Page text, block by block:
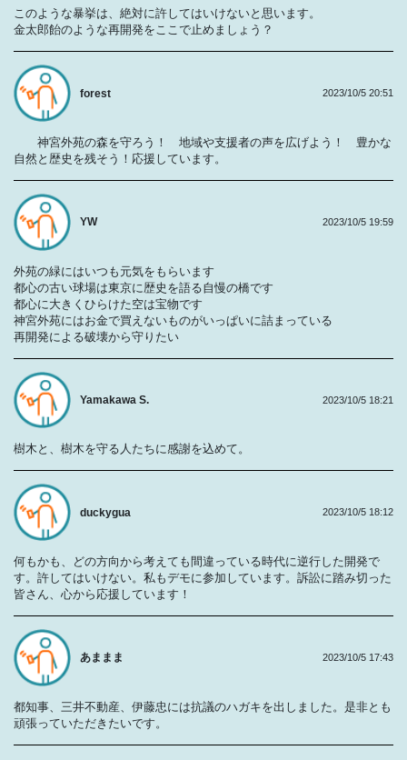
このような暴挙は、絶対に許してはいけないと思います。
金太郎飴のような再開発をここで止めましょう？
forest
神宮外苑の森を守ろう！ 地域や支援者の声を広げよう！ 豊かな
自然と歴史を残そう！応援しています。
2023/10/5 20:51
YW
外苑の緑にはいつも元気をもらいます
都心の古い球場は東京に歴史を語る自慢の橋です
都心に大きくひらけた空は宝物です
神宮外苑にはお金で買えないものがいっぱいに詰まっている
再開発による破壊から守りたい
2023/10/5 19:59
Yamakawa S.
樹木と、樹木を守る人たちに感謝を込めて。
2023/10/5 18:21
duckygua
何もかも、どの方向から考えても間違っている時代に逆行した開発で
す。許してはいけない。私もデモに参加しています。訴訟に踏み切った
皆さん、心から応援しています！
2023/10/5 18:12
あままま
都知事、三井不動産、伊藤忠には抗議のハガキを出しました。是非とも
頑張っていただきたいです。
2023/10/5 17:43